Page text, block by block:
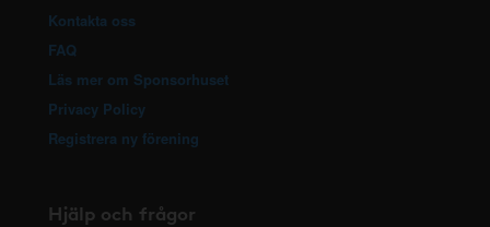
Kontakta oss
FAQ
Läs mer om Sponsorhuset
Privacy Policy
Registrera ny förening
Hjälp och frågor